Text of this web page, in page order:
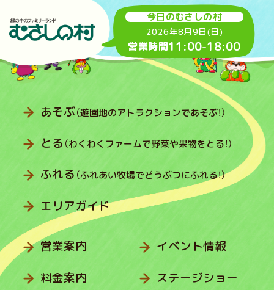
今日のむさしの村
2026年8月9日(日)
営業時間11:00-18:00
あそぶ（遊園地のアトラクションであそぶ！）
とる （わくわくファームで野菜や果物をとる！）
ふれる （ふれあい牧場でどうぶつにふれる！）
エリアガイド
営業案内
料金案内
イベント情報
ステージショー